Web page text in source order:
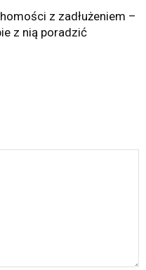
z zadłużeniem –
z nią poradzić